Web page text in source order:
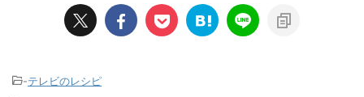
-テレビのレシピ